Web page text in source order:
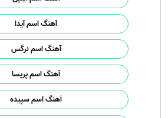
آهنگ اسم آیدا
آهنگ اسم نرگس
آهنگ اسم پریسا
آهنگ اسم سپیده